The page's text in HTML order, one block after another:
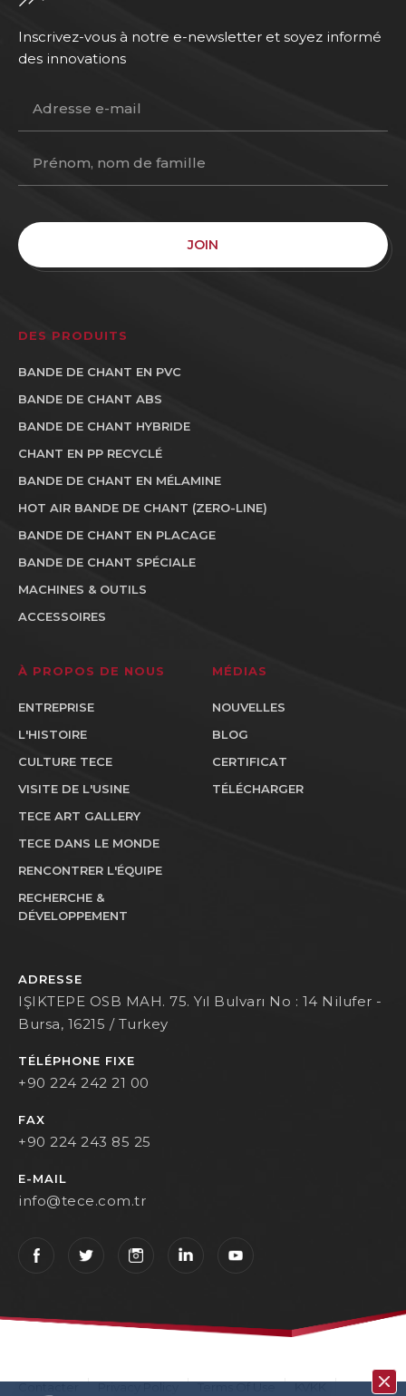
Inscrivez-vous à notre e-newsletter et soyez informé
des innovations
JOIN
DES PRODUITS
BANDE DE CHANT EN PVC
BANDE DE CHANT ABS
BANDE DE CHANT HYBRIDE
CHANT EN PP RECYCLÉ
BANDE DE CHANT EN MÉLAMINE
HOT AIR BANDE DE CHANT (ZERO-LINE)
BANDE DE CHANT EN PLACAGE
BANDE DE CHANT SPÉCIALE
MACHINES & OUTILS
ACCESSOIRES
À PROPOS DE NOUS
ENTREPRISE
L'HISTOIRE
CULTURE TECE
VISITE DE L'USINE
TECE ART GALLERY
TECE DANS LE MONDE
RENCONTRER L'ÉQUIPE
RECHERCHE &
DÉVELOPPEMENT
MÉDIAS
NOUVELLES
BLOG
CERTIFICAT
TÉLÉCHARGER
ADRESSE
IŞIKTEPE OSB MAH. 75. Yıl Bulvarı No : 14 Nilufer -
Bursa, 16215 / Turkey
TÉLÉPHONE FIXE
+90 224 242 21 00
FAX
+90 224 243 85 25
E-MAIL
info@tece.com.tr